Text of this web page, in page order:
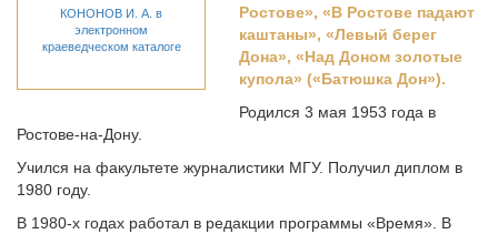
КОНОНОВ И. А. в
электронном
краеведческом каталоге
Ростове», «В Ростове падают
каштаны», «Левый берег
Дона», «Над Доном золотые
купола» («Батюшка Дон»).
Родился 3 мая 1953 года в
Ростове-на-Дону.
Учился на факультете журналистики МГУ. Получил диплом в
1980 году.
В 1980-х годах работал в редакции программы «Время». В